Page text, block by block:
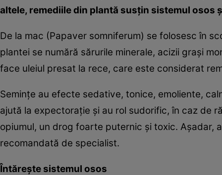
altele, remediile din plantă susţin sistemul osos
De la mac (Papaver somniferum) se folosesc în
plantei se numără sărurile minerale, acizii graşi
face uleiul presat la rece, care este considerat
Seminţe au efecte sedative, tonice, emoliente,
ajută la expectoraţie şi au rol sudorific, în caz de
opiumul, un drog foarte puternic şi toxic. Aşadar,
recomandată de specialist.
Întăreşte sistemul osos